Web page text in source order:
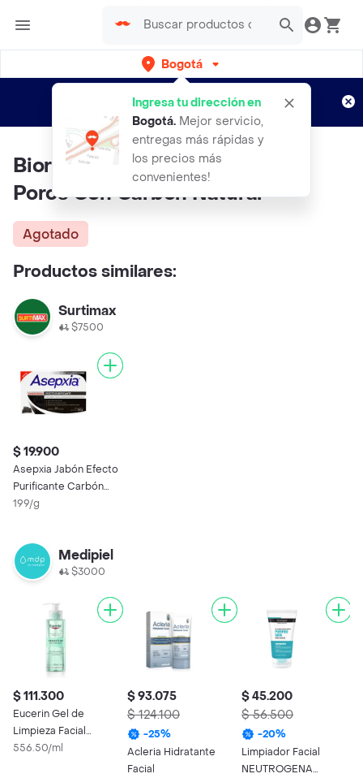
Bogotá
Ingresa tu dirección en
Bogotá. Mejor servicio,
entregas más rápidas y
los precios más
convenientes!
envíos gratis por semanas
Aplican TyC
Biore Limpiador Profundo Para
Poros Con Carbon Natural
Agotado
Productos similares:
Surtimax
$7500
$ 19.900
Asepxia Jabón Efecto
Purificante Carbón
Detox
199/g
Medipiel
$3000
$ 111.300
Eucerin Gel de
Limpieza Facial
Dermopure Oil
556.50/ml
$ 93.075
$ 124.100
-25%
Acleria Hidratante
Facial
$ 45.200
$ 56.500
-20%
Limpiador Facial
NEUTROGENA